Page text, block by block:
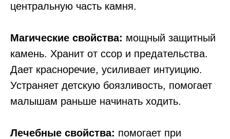
центральную часть камня.
Магические свойства: мощный защитный
камень. Хранит от ссор и предательства.
Дает красноречие, усиливает интуицию.
Устраняет детскую боязливость, помогает
малышам раньше начинать ходить.
Лечебные свойства: помогает при